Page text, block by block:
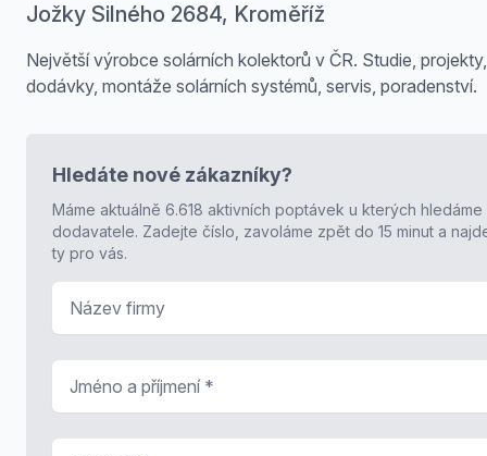
Jožky Silného 2684, Kroměříž
Největší výrobce solárních kolektorů v ČR. Studie, projekty,
dodávky, montáže solárních systémů, servis, poradenství.
Hledáte nové zákazníky?
Máme aktuálně 6.618 aktivních poptávek u kterých hledáme
dodavatele. Zadejte číslo, zavoláme zpět do 15 minut a
ty pro vás.